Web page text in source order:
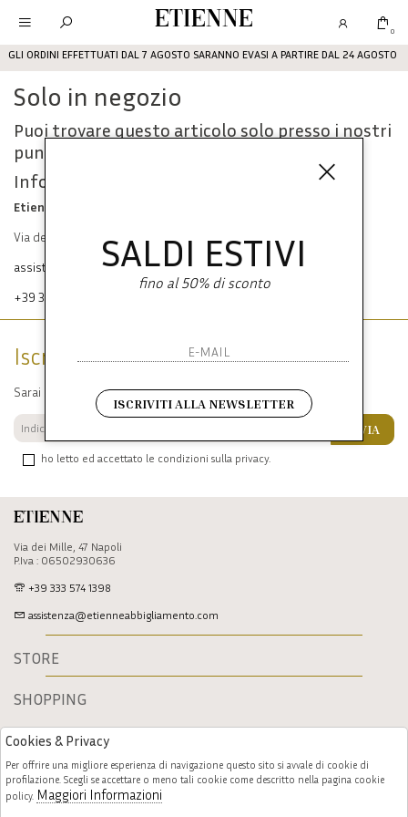
GLI ORDINI EFFETTUATI DAL 7 AGOSTO SARANNO EVASI A PARTIRE DAL 24 AGOSTO
Etienne 0
Solo in negozio
Puoi trovare questo articolo solo presso i nostri
punti vendita:
Info contatti
Etienne srl
Via dei Mille, 47 80121 Napoli
assistenza@etienneabbigliamento.com
+39 333 574 1398
Etienne
Via dei Mille, 47 Napoli
P.Iva : 06502930636
+39 333 574 1398
assistenza@etienneabbigliamento.com
STORE
SHOPPING
Iscriviti alla newsletter
Sarai sempre aggiornato su offerte e promozioni.
ho letto ed accettato le condizioni sulla privacy.
INVIA
SALDI ESTIVI
fino al 50% di sconto
ISCRIVITI ALLA NEWSLETTER
Cookies & Privacy
Per offrire una migliore esperienza di navigazione questo sito si avvale di cookie di
profilazione. Scegli se accettare o meno tali cookie come descritto nella pagina cookie
policy. Maggiori Informazioni